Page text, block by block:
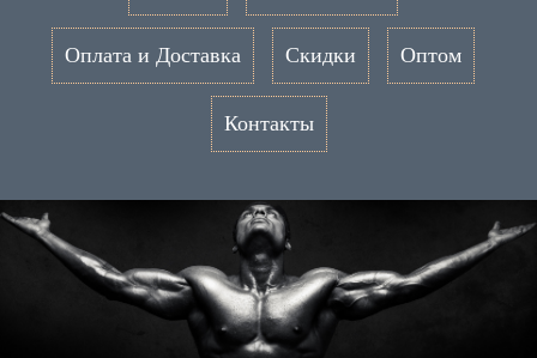
Оплата и Доставка Скидки Оптом
Контакты